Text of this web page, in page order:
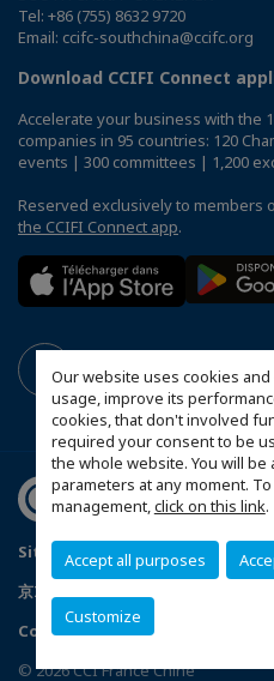
Our website uses cookies
usage, improve its
cookies, that don't involved
required your consent to be
the whole website. You will
parameters at any moment.
management,click on this link.
Accept all purposes
Customize
Tel: +86 (755) 8632 9720
Email: ccifc-southchina@ccifc.org
Download CCIFI Connect
Accelerate your business with the
companies in 95 countries: 120
events | 300 committees | 1,200
Reserved exclusively to members
the CCIFI Connect app.
Sitemap Mentions légales
京ICP备05009671号-1
Configure cookies preferences
© 2026 CCI France Chine